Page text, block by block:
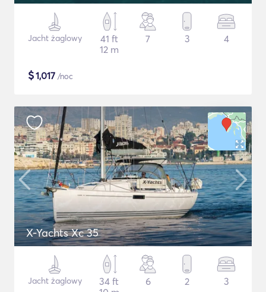
Jacht żaglowy
41 ft
12 m
7 3 4
$1,017 /noc
X-Yachts Xc 35
Jacht żaglowy
34 ft
6 2 3